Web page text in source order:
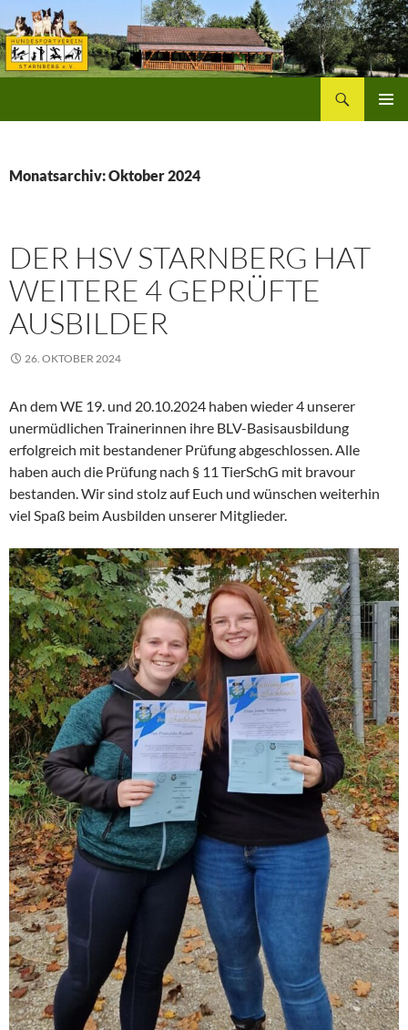
Inhalt
springen
Monatsarchiv: Oktober 2024
DER HSV STARNBERG HAT
WEITERE 4 GEPRÜFTE
AUSBILDER
26. OKTOBER 2024
An dem WE 19. und 20.10.2024 haben wieder 4 unserer
unermüdlichen Trainerinnen ihre BLV-Basisausbildung
erfolgreich mit bestandener Prüfung abgeschlossen. Alle
haben auch die Prüfung nach § 11 TierSchG mit bravour
bestanden. Wir sind stolz auf Euch und wünschen weiterhin
viel Spaß beim Ausbilden unserer Mitglieder.